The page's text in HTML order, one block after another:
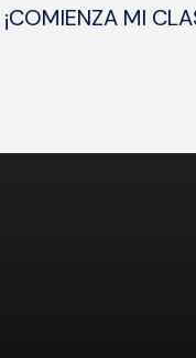
¡COMIENZA MI